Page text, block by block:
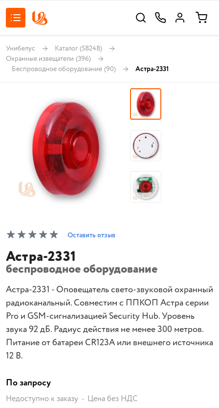
Унибелус Каталог (58248)
Охранные извещатели (396)
Беспроводное оборудование (90) Астра-2331
Оставить отзыв
Астра-2331
беспроводное оборудование
Астра-2331 - Оповещатель свето-звуковой охранный
радиоканальный. Совместим с ППКОП Астра серии
Pro и GSM-сигнализацией Security Hub. Уровень
звука 92 дБ. Радиус действия не менее 300 метров.
Питание от батареи CR123A или внешнего источника
12 В.
По запросу
Недоступно к заказу Цена без НДС